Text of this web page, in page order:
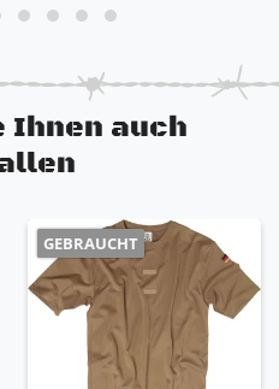
Sohle
Kriechtieren wird
verhindert
uns sehr robust
Ihnen auch
GEBRAUCHT